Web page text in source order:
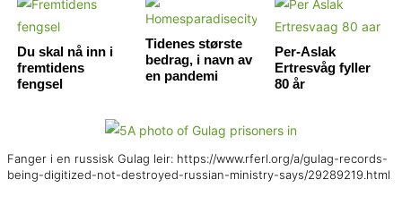
Du skal nå inn i
fremtidens
fengsel
Tidenes største
bedrag, i navn av
en pandemi
Per-Aslak
Ertresvåg fyller
80 år
Fanger i en russisk Gulag leir: https://www.rferl.org/a/gulag-records-
being-digitized-not-destroyed-russian-ministry-says/29289219.html